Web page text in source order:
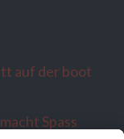
auf der boot
Spass